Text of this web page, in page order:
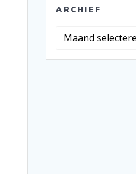
ARCHIEF
Archief